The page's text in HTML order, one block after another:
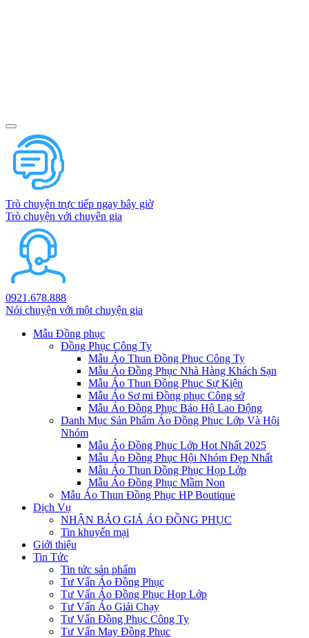
Trò chuyện trực tiếp ngay bây giờ
Trò chuyện với chuyên gia
0921.678.888
Nói chuyện với một chuyện gia
Mẫu Đồng phục
Đồng Phục Công Ty
Mẫu Áo Thun Đồng Phục Công Ty
Mẫu Áo Đồng Phục Nhà Hàng Khách Sạn
Mẫu Áo Thun Đồng Phục Sự Kiện
Mẫu Áo Sơ mi Đồng phục Công sở
Mẫu Áo Đồng Phục Bảo Hộ Lao Động
Danh Mục Sản Phẩm Áo Đồng Phục Lớp Và Hội
Nhóm
Mẫu Áo Đồng Phục Lớp Hot Nhất 2025
Mẫu Áo Đồng Phục Hội Nhóm Đẹp Nhất
Mẫu Áo Thun Đồng Phục Họp Lớp
Mẫu Áo Đồng Phục Mầm Non
Mẫu Áo Thun Đồng Phục HP Boutique
Dịch Vụ
NHẬN BÁO GIÁ ÁO ĐỒNG PHỤC
Tin khuyến mại
Giới thiệu
Tin Tức
Tin tức sản phẩm
Tư Vấn Áo Đồng Phục
Tư Vấn Áo Đồng Phục Họp Lớp
Tư Vấn Áo Giải Chạy
Tư Vấn Đồng Phục Công Ty
Tư Vấn May Đồng Phục